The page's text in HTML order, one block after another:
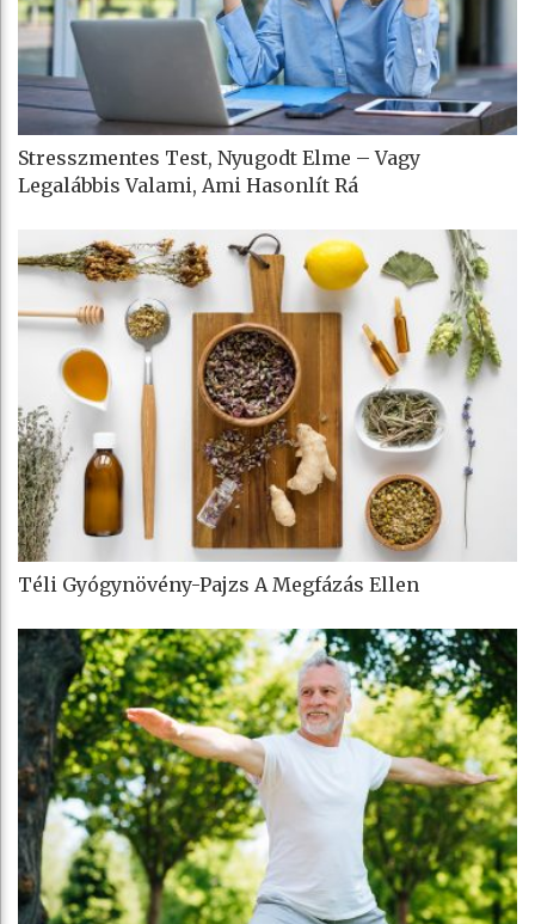
Stresszmentes Test, Nyugodt Elme – Vagy
Legalábbis Valami, Ami Hasonlít Rá
Téli Gyógynövény-Pajzs A Megfázás Ellen